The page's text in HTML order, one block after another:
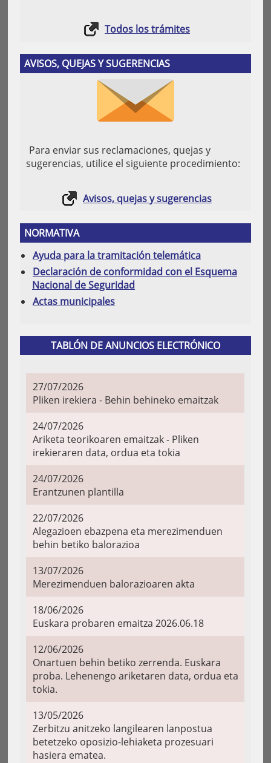
Todos los trámites
AVISOS, QUEJAS Y SUGERENCIAS
Para enviar sus reclamaciones, quejas y
sugerencias, utilice el siguiente procedimiento:
Avisos, quejas y sugerencias
NORMATIVA
Ayuda para la tramitación telemática
Declaración de conformidad con el Esquema
Nacional de Seguridad
Actas municipales
TABLÓN DE ANUNCIOS ELECTRÓNICO
27/07/2026
Pliken irekiera - Behin behineko emaitzak
24/07/2026
Ariketa teorikoaren emaitzak - Pliken
irekieraren data, ordua eta tokia
24/07/2026
Erantzunen plantilla
22/07/2026
Alegazioen ebazpena eta merezimenduen
behin betiko balorazioa
13/07/2026
Merezimenduen balorazioaren akta
18/06/2026
Euskara probaren emaitza 2026.06.18
12/06/2026
Onartuen behin betiko zerrenda. Euskara
proba. Lehenengo ariketaren data, ordua eta
tokia.
13/05/2026
Zerbitzu anitzeko langilearen lanpostua
betetzeko oposizio-lehiaketa prozesuari
hasiera ematea.